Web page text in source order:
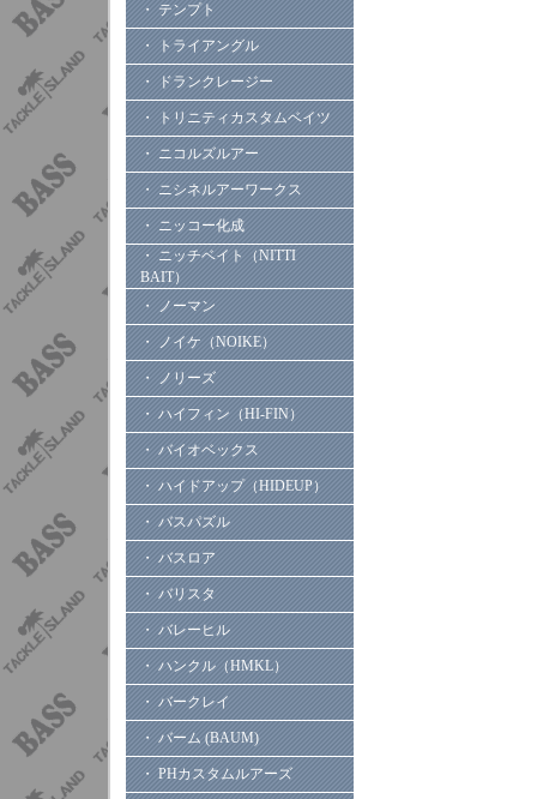
・ テンプト
・ トライアングル
・ ドランクレージー
・ トリニティカスタムベイツ
・ ニコルズルアー
・ ニシネルアーワークス
・ ニッコー化成
・ ニッチベイト（NITTI
BAIT）
・ ノーマン
・ ノイケ（NOIKE）
・ ノリーズ
・ ハイフィン（HI-FIN）
・ バイオベックス
・ ハイドアップ（HIDEUP）
・ バスパズル
・ バスロア
・ バリスタ
・ バレーヒル
・ ハンクル（HMKL）
・ バークレイ
・ バーム (BAUM)
・ PHカスタムルアーズ